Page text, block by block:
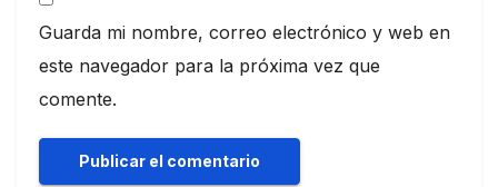
Guarda mi nombre, correo electrónico y web en
este navegador para la próxima vez que
comente.